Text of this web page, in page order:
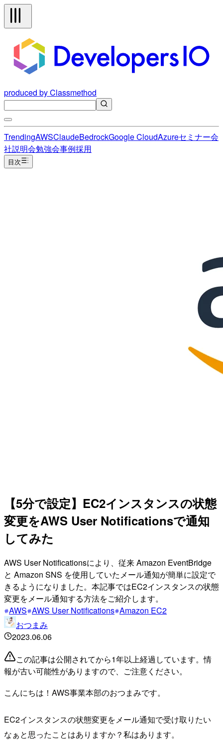
produced by Classmethod
TrendingAWSClaudeBedrockGoogle CloudAzureセミナー会
社説明会勉強会事例採用
目次
【5分で設定】EC2インスタンスの状態
変更をAWS User Notificationsで通知
してみた
AWS User Notificationsにより、従来 Amazon EventBridge
と Amazon SNS を使用していたメール通知が簡単に設定で
きるようになりました。本記事ではEC2インスタンスの状態
変更をメール通知する方法をご紹介します。
AWS AWS User Notifications Amazon EC2
おつまみ
2023.06.06
この記事は公開されてから1年以上経過しています。情
報が古い可能性がありますので、ご注意ください。
こんにちは！AWS事業本部のおつまみです。
EC2インスタンスの状態変更をメール通知で受け取りたい
なぁと思ったことはありますか？私はあります。